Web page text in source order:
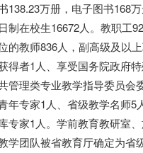
138.23万册，电子图书168万
制在校生16672人。教职工
的教师836人，副高级及以
得者1人、享受国务院政府
管理类专业教学指导委员会
年专家1人、省级教学名师5
专家1人。学前教育教研室、
学团队被省教育厅确定为省